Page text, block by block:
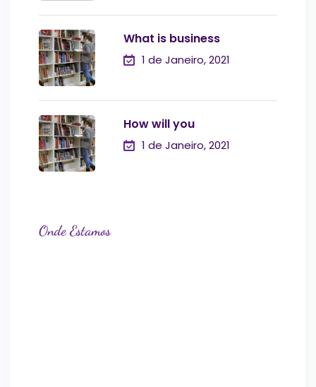
What is business
1 de Janeiro, 2021
How will you
1 de Janeiro, 2021
Onde Estamos